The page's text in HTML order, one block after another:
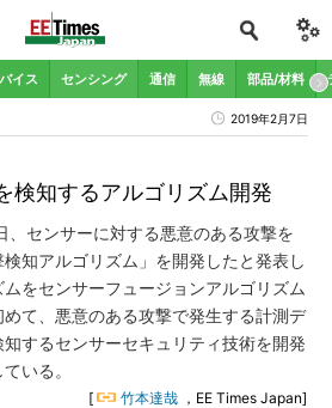
イス センシング 通信 無線 部品/材料
2019年2月7日
検知するアルゴリズム開発
、センサーに対する悪意のある攻撃を
知アルゴリズム」を開発したと発表し
をセンサーフュージョンアルゴリズム
て、悪意のある攻撃で発生する計測デ
するセンサーセキュリティ技術を開発
いる。
[ 竹本達哉 ，EE Times Japan]